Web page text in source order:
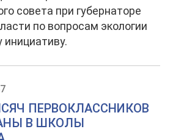
совета при губернаторе
по вопросам экологии
ПЕРВОКЛАССНИКОВ
В ШКОЛЫ